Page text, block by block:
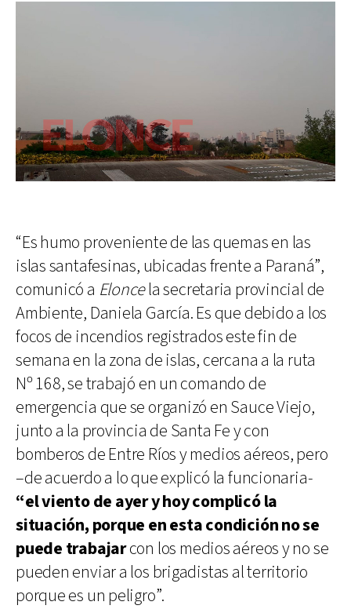
“Es humo proveniente de las quemas en las
islas santafesinas, ubicadas frente a Paraná”,
comunicó a Eloncela secretaria provincial de
Ambiente, Daniela García. Es que debido a los
focos de incendios registrados este fin de
semana en la zona de islas, cercana a la ruta
Nº 168, se trabajó en un comando de
emergencia que se organizó en Sauce Viejo,
junto a la provincia de Santa Fe y con
bomberos de Entre Ríos y medios aéreos, pero
–de acuerdo a lo que explicó la funcionaria-
“el viento de ayer y hoy complicó la
situación, porque en esta condición no se
puede trabajarcon los medios aéreos y no se
pueden enviar a los brigadistas al territorio
porque es un peligro”.